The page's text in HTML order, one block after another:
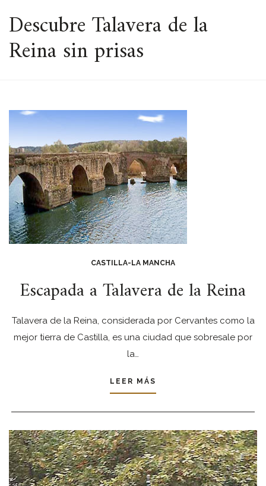
ESPACIO
Descubre Talavera de la
Reina sin prisas
CASTILLA-LA MANCHA
Escapada a Talavera de la Reina
Talavera de la Reina, considerada por Cervantes como la
mejor tierra de Castilla, es una ciudad que sobresale por
la…
LEER MÁS